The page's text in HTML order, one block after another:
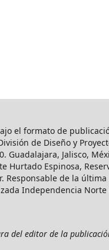
el formato de
de Diseño y
Guadalajara, Jalisco,
Espinosa,
de la
Independencia
del editor de la